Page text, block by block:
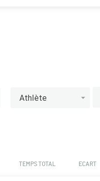
Athlète
TEMPS TOTAL ECART